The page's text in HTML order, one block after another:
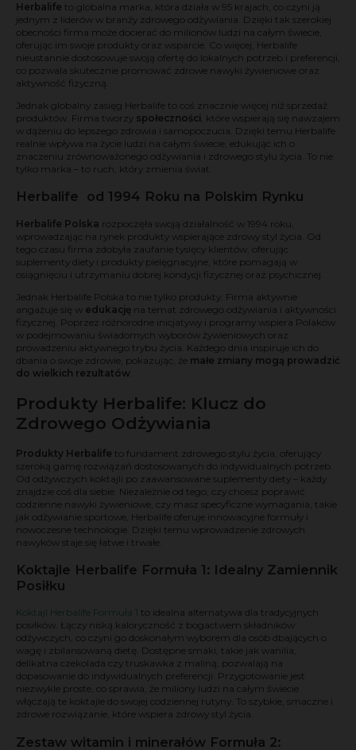
Herbalife to globalna marka, która działa w 95 krajach, co czyni ją
jednym z liderów w branży zdrowego odżywiania. Dzięki tak szerokiej
obecności firma może docierać do milionów ludzi na całym świecie,
oferując im swoje produkty oraz wsparcie. Co więcej, Herbalife
nieustannie dostosowuje swoją ofertę do lokalnych potrzeb i preferencji,
co pozwala skutecznie promować zdrowe nawyki żywieniowe oraz
aktywność fizyczną.
Jednak globalny zasięg Herbalife to coś znacznie więcej niż sprzedaż
produktów. Firma tworzy społeczności , które wspierają się nawzajem
w dążeniu do lepszego zdrowia i samopoczucia. Dzięki temu Herbalife
realnie wpływa na życie ludzi na całym świecie, edukując ich o
znaczeniu zrównoważonego odżywiania i zdrowego stylu życia. To nie
tylko marka – to ruch, który zmienia świat.
Herbalife od 1994 Roku na Polskim Rynku
Herbalife Polska rozpoczęła swoją działalność w 1994 roku,
wprowadzając na rynek produkty wspierające zdrowy styl życia. Od
tego czasu firma zdobyła zaufanie tysięcy klientów, oferując
suplementy diety i produkty pielęgnacyjne, które pomagają w
osiągnięciu i utrzymaniu dobrej kondycji fizycznej oraz psychicznej.
Jednak Herbalife Polska to nie tylko produkty. Firma aktywnie
angażuje się w edukację na temat zdrowego odżywiania i aktywności
fizycznej. Poprzez różnorodne inicjatywy i programy wspiera Polaków
w podejmowaniu świadomych wyborów żywieniowych oraz
prowadzeniu aktywnego trybu życia. Każdego dnia inspiruje ich do
dbania o swoje zdrowie, pokazując, że małe zmiany mogą prowadzić
do wielkich rezultatów
Produkty Herbalife: Klucz do
Zdrowego Odżywiania
Produkty Herbalife to fundament zdrowego stylu życia, oferujący
szeroką gamę rozwiązań dostosowanych do indywidualnych potrzeb.
Od odżywczych koktajli po zaawansowane suplementy diety – każdy
znajdzie coś dla siebie. Niezależnie od tego, czy chcesz poprawić
codzienne nawyki żywieniowe, czy masz specyficzne wymagania, takie
jak odżywianie sportowe, Herbalife oferuje innowacyjne formuły i
nowoczesne technologie. Dzięki temu wprowadzenie zdrowych
nawyków staje się łatwe i trwałe.
Koktajle Herbalife Formuła 1: Idealny Zamiennik
Posiłku
Koktajl Herbalife Formuła 1 to idealna alternatywa dla tradycyjnych
posiłków. Łączy niską kaloryczność z bogactwem składników
odżywczych, co czyni go doskonałym wyborem dla osób dbających o
wagę i zbilansowaną dietę. Dostępne smaki, takie jak wanilia,
delikatna czekolada czy truskawka z maliną, pozwalają na
dopasowanie do indywidualnych preferencji. Przygotowanie jest
niezwykle proste, co sprawia, że miliony ludzi na całym świecie
włączają te koktajle do swojej codziennej rutyny. To szybkie, smaczne i
zdrowe rozwiązanie, które wspiera zdrowy styl życia.
Zestaw witamin i minerałów Formuła 2: